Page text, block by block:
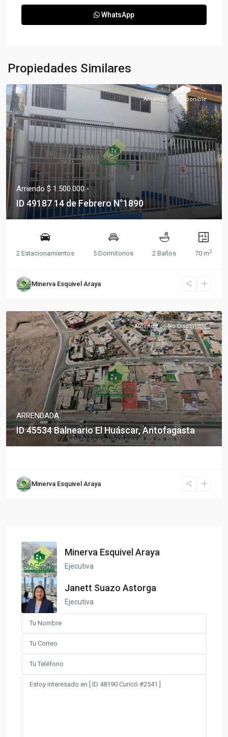
WhatsApp
Propiedades Similares
Arriendo Disponible
Arriendo $ 1.500.000.-
ID 49187 14 de Febrero N°1890
2 Estacionamientos 5 Dormitorios 2 Baños 70 m2
Minerva Esquivel Araya
Arriendo No Disponible
ARRENDADA
ID 45534 Balneario El Huáscar, Antofagasta
Minerva Esquivel Araya
Minerva Esquivel Araya
Ejecutiva
Janett Suazo Astorga
Ejecutiva